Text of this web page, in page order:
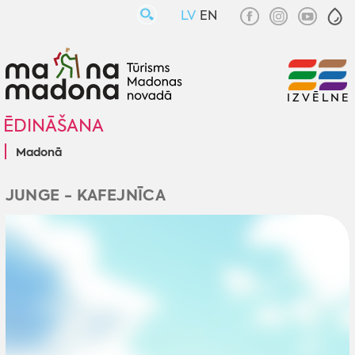
LV EN
ĒDINĀŠANA
Madonā
IZVĒLNE
JUNGE - KAFEJNĪCA